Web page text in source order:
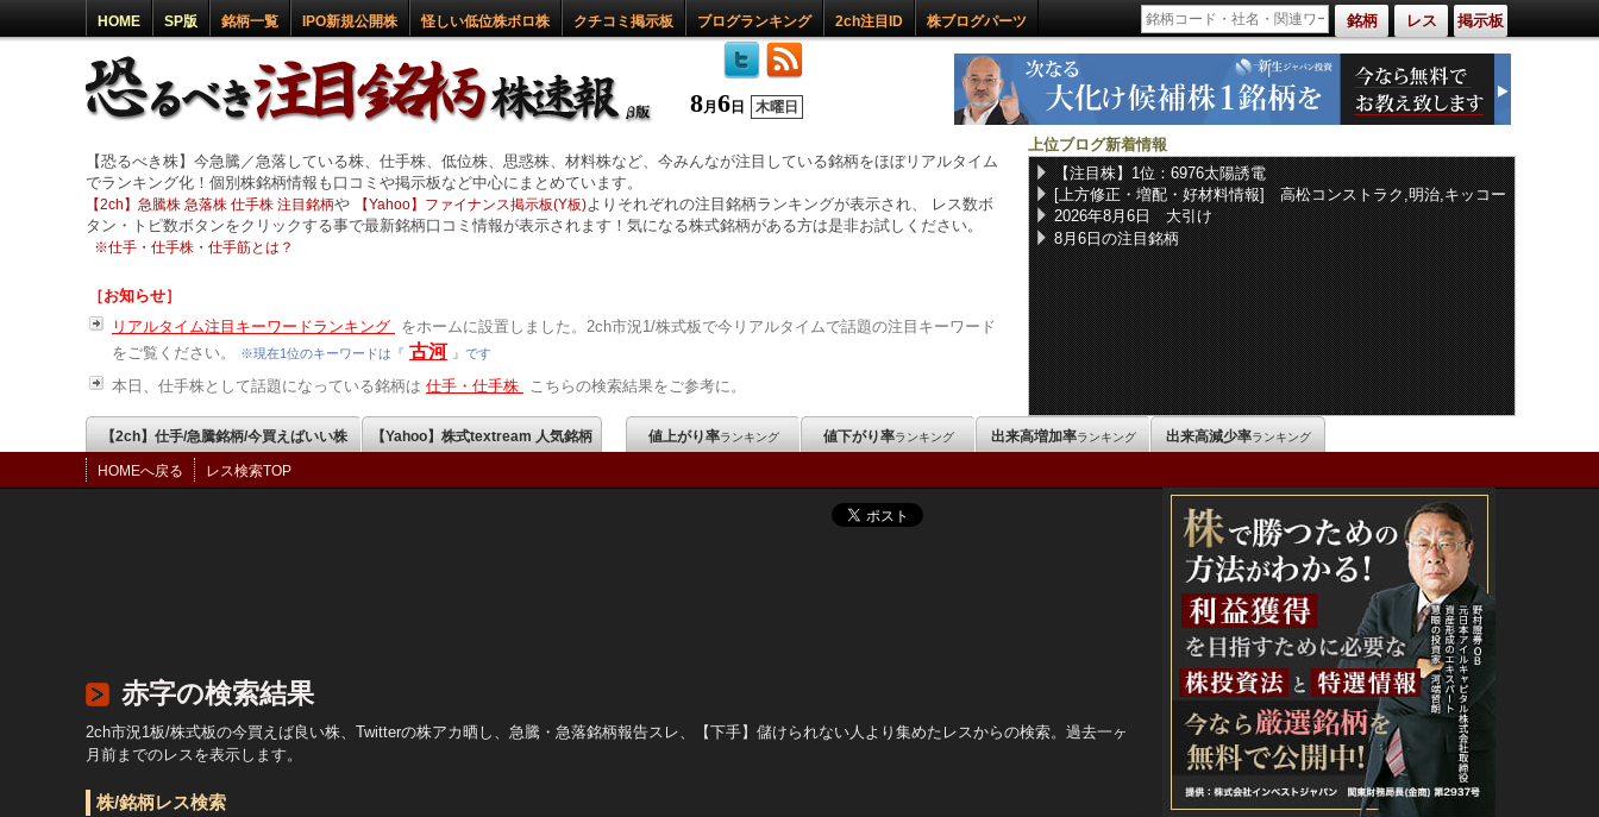
HOME SP版 銘柄一覧 IPO新規公開株 怪しい低位株ボロ株 クチコミ掲示板 ブログランキング 2ch注目ID 株ブログパーツ 銘柄 レス 掲示板
8月 6 日 木曜日
【恐るべき株】今急騰／急落している株、仕手株、低位株、思惑株、材料株など、今みんなが注目している銘柄をほぼリアルタイム
でランキング化！個別株銘柄情報も口コミや掲示板など中心にまとめています。
【2ch】急騰株 急落株 仕手株 注目銘柄や 【Yahoo】ファイナンス掲示板(Y板)よりそれぞれの注目銘柄ランキングが表示され、 レス数ボ
タン・トピ数ボタンをクリックする事で最新銘柄口コミ情報が表示されます！気になる株式銘柄がある方は是非お試しください。
※仕手・仕手株・仕手筋とは？
［お知らせ］
リアルタイム注目キーワードランキング
をホームに設置しました。2ch市況1/株式板で今リアルタイムで話題の注目キーワード
をご覧ください。
※現在1位のキーワードは『 古河 』です
本日、仕手株として話題になっている銘柄は 仕手・仕手株 こちらの検索結果をご参考に。
上位ブログ新着情報
【注目株】1位：6976太陽誘電
[上方修正・増配・好材料情報] 高松コンストラク,明治,キッコー
マン,日東紡績,トーカロ,コロプラ,イルグルム,花王,三洋化成工業,
ＪＭＤＣ,アステラス製薬,資生堂,東海カーボン,フジミインコー
ポ,日本冶金工業,リョービ,ジーデップ・アドバンス,オークマ,酉
島製作所,ミネベアミツミ,ＴＨＫ,オムロン,セイコーエプソン,山
一電機,日本シイエムケイ,ローム,太陽誘電,ニチコン,日本タング
ステン,めぶき
2026年8月6日 大引け
8月6日の注目銘柄
【2ch】仕手/急騰銘柄/今買えばいい株 【Yahoo】株式textream 人気銘柄 値上がり率ランキング 値下がり率ランキング 出来高増加率ランキング 出来高減少率ランキング
HOMEへ戻る レス検索TOP
赤字の検索結果
2ch市況1板/株式板の今買えば良い株、Twitterの株アカ晒し、急騰・急落銘柄報告スレ、【下手】儲けられない人より集めたレスからの検索。過去一ヶ
月前までのレスを表示します。
株/銘柄レス検索